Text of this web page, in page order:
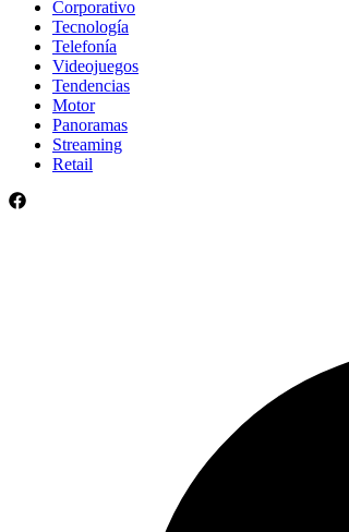
Corporativo
Tecnología
Telefonía
Videojuegos
Tendencias
Motor
Panoramas
Streaming
Retail